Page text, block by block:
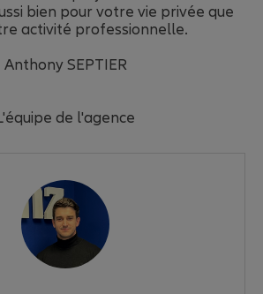
bien pour votre vie privée que
activité professionnelle.
Anthony SEPTIER
de l'agence